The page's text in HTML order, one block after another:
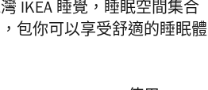
IKEA 睡覺，睡眠空間集合
包你可以享受舒適的睡眠體